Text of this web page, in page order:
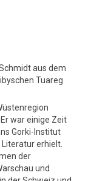
aus dem
Tuareg
war einige Zeit
Gorki-Institut
erhielt.
der
und